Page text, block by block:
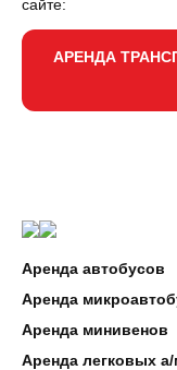
сайте:
АРЕНДА
Аренда автобусов
Аренда
Аренда минивенов
Аренда легковых